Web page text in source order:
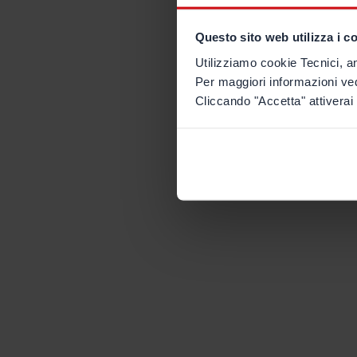
Questo sito web utilizza i
Utilizziamo cookie Tecnici,
Per maggiori informazioni
Cliccando "Accetta"